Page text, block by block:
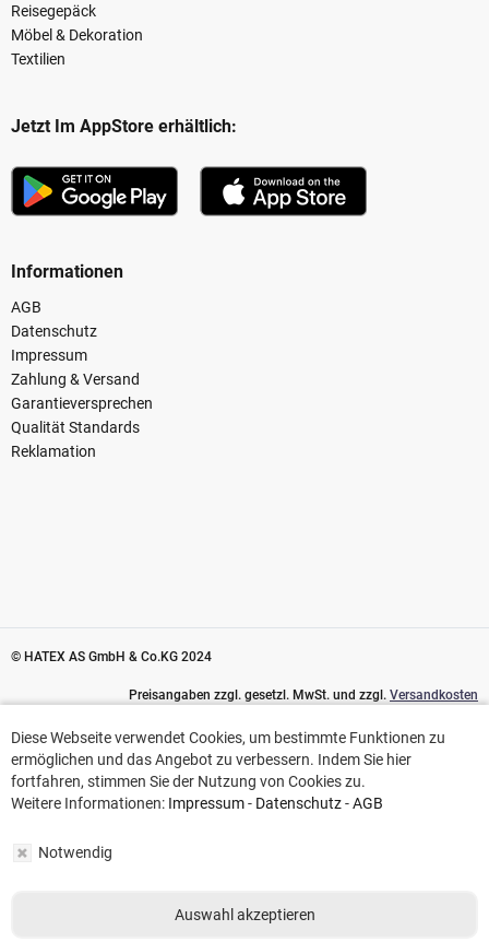
Reisegepäck
Möbel & Dekoration
Textilien
Jetzt Im AppStore erhältlich:
Informationen
AGB
Datenschutz
Impressum
Zahlung & Versand
Garantieversprechen
Qualität Standards
Reklamation
© HATEX AS GmbH & Co.KG 2024
Preisangaben zzgl. gesetzl. MwSt. und zzgl. Versandkosten
Diese Webseite verwendet Cookies, um bestimmte Funktionen zu
ermöglichen und das Angebot zu verbessern. Indem Sie hier
fortfahren, stimmen Sie der Nutzung von Cookies zu.
Weitere Informationen: Impressum- Datenschutz-AGB
Notwendig
Auswahl akzeptieren
Diese Webseite verwendet Cookies, um bestimmte Funktionen zu
ermöglichen und das Angebot zu verbessern. Indem Sie hier
fortfahren, stimmen Sie der Nutzung von Cookies zu.
Weitere Informationen: Impressum- Datenschutz-AGB
Notwendig
Auswahl akzeptieren